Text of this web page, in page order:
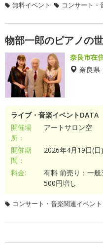
無料イベント コンサート・
物部一郎のピアノの
奈良市在
奈良県
ライブ・音楽イベントDATA
開催場
所：
アートサロン空
開催期
間：
2026年4月19日(日)
料金:
有料 前売り：一
500円増し
コンサート・音楽関連イベント